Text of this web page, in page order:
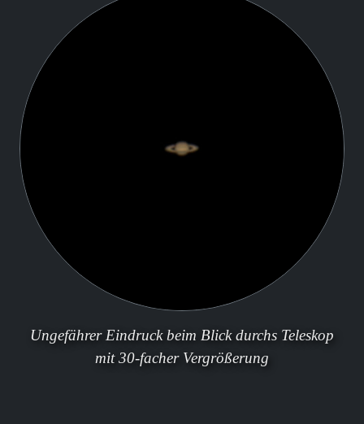
Ungefährer Eindruck beim Blick durchs Teleskop
mit 30-facher Vergrößerung